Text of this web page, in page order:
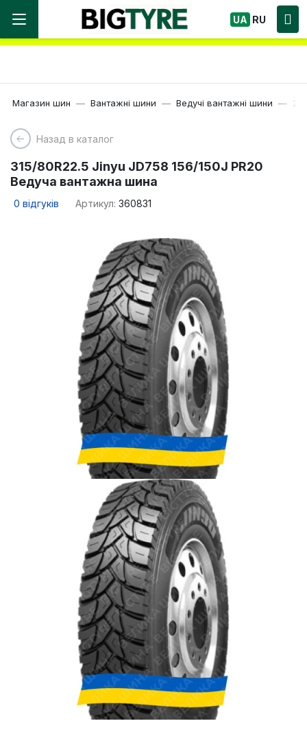
Ми працюємо! Великий вибір Шин, швидка
доставка по Україні!
UA RU
Магазин шин Вантажні шини Ведучі вантажні шини
Назад в каталог
315/80R22.5 Jinyu JD758 156/150J PR20
Ведуча вантажна шина
0 відгуків Артикул: 360831